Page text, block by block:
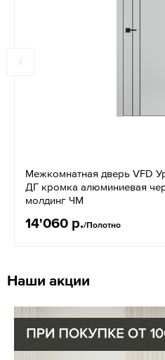
Межкомнатная дверь VFD
ДГ кромка алюминиевая
молдинг ЧМ
14'060 р./Полотно
Наши акции